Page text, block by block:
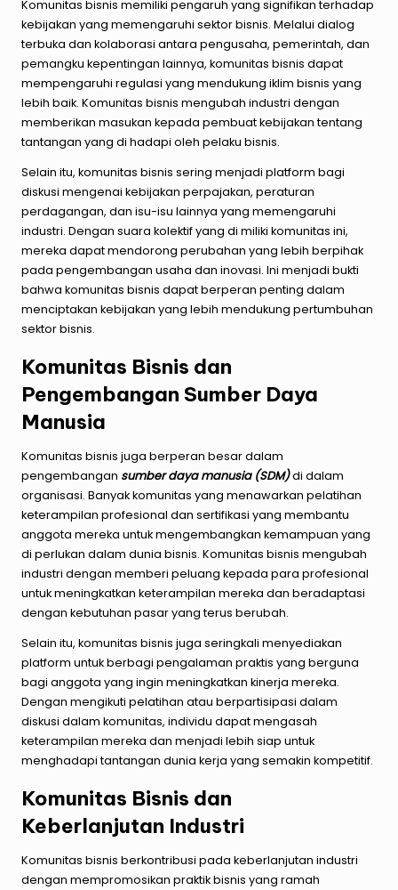
Komunitas bisnis memiliki pengaruh yang signifikan terhadap
kebijakan yang memengaruhi sektor bisnis. Melalui dialog
terbuka dan kolaborasi antara pengusaha, pemerintah, dan
pemangku kepentingan lainnya, komunitas bisnis dapat
mempengaruhi regulasi yang mendukung iklim bisnis yang
lebih baik. Komunitas bisnis mengubah industri dengan
memberikan masukan kepada pembuat kebijakan tentang
tantangan yang di hadapi oleh pelaku bisnis.
Selain itu, komunitas bisnis sering menjadi platform bagi
diskusi mengenai kebijakan perpajakan, peraturan
perdagangan, dan isu-isu lainnya yang memengaruhi
industri. Dengan suara kolektif yang di miliki komunitas ini,
mereka dapat mendorong perubahan yang lebih berpihak
pada pengembangan usaha dan inovasi. Ini menjadi bukti
bahwa komunitas bisnis dapat berperan penting dalam
menciptakan kebijakan yang lebih mendukung pertumbuhan
sektor bisnis.
Komunitas Bisnis dan
Pengembangan Sumber Daya
Manusia
Komunitas bisnis juga berperan besar dalam
pengembangan sumber daya manusia (SDM)di dalam
organisasi. Banyak komunitas yang menawarkan pelatihan
keterampilan profesional dan sertifikasi yang membantu
anggota mereka untuk mengembangkan kemampuan yang
di perlukan dalam dunia bisnis. Komunitas bisnis mengubah
industri dengan memberi peluang kepada para profesional
untuk meningkatkan keterampilan mereka dan beradaptasi
dengan kebutuhan pasar yang terus berubah.
Selain itu, komunitas bisnis juga seringkali menyediakan
platform untuk berbagi pengalaman praktis yang berguna
bagi anggota yang ingin meningkatkan kinerja mereka.
Dengan mengikuti pelatihan atau berpartisipasi dalam
diskusi dalam komunitas, individu dapat mengasah
keterampilan mereka dan menjadi lebih siap untuk
menghadapi tantangan dunia kerja yang semakin kompetitif.
Komunitas Bisnis dan
Keberlanjutan Industri
Komunitas bisnis berkontribusi pada keberlanjutan industri
dengan mempromosikan praktik bisnis yang ramah